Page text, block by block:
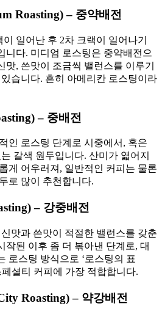
Roasting) – 중약배전
일어난 후 2차 크랙이 일어나기
니다. 미디엄 로스팅은 중약배전으
맛, 쓴맛이 조금씩 밸런스를 이루기
습니다. 흔히 아메리칸 로스팅이라
– 중배전
인 로스팅 단계로 시중에서, 혹은
갈색 원두입니다. 산미가 엷어지
게 어우러져, 일반적인 커피는 물론
로 많이 추천합니다.
– 강중배전
맛과 쓴맛이 적절한 밸런스를 갖춘
작된 이후 좀 더 볶아낸 단계로, 대
로스팅 방식으로 ‘로스팅의 표
셜티 커피에 가장 적합합니다.
Roasting) – 약강배전